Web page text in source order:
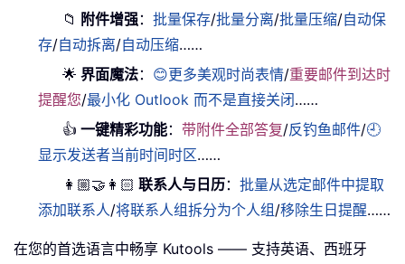
📁 附件增强：批量保存/批量分离/批量压缩/自动保
存/自动拆离/自动压缩……
🌟 界面魔法： 😊更多美观时尚表情/重要邮件到达时
提醒您/最小化 Outlook 而不是直接关闭……
👍 一键精彩功能：带附件全部答复/反钓鱼邮件/🕘
显示发送者当前时间时区……
👩🏼‍🤝‍👩🏻 联系人与日历：批量从选定邮件中提取
添加联系人/将联系人组拆分为个人组 /移除生日提醒……
在您的首选语言中畅享 Kutools —— 支持英语、西班牙